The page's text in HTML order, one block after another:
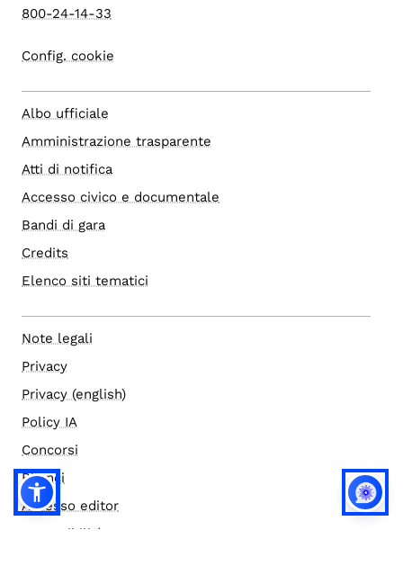
800-24-14-33
Config. cookie
Albo ufficiale
Amministrazione trasparente
Atti di notifica
Accesso civico e documentale
Bandi di gara
Credits
Elenco siti tematici
Note legali
Privacy
Privacy (english)
Policy IA
Concorsi
Bilanci
Accesso editor
Accessibilità